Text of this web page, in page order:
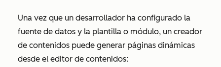
Una vez que un desarrollador ha configurado la
fuente de datos y la plantilla o módulo, un creador
de contenidos puede generar páginas dinámicas
desde el editor de contenidos: